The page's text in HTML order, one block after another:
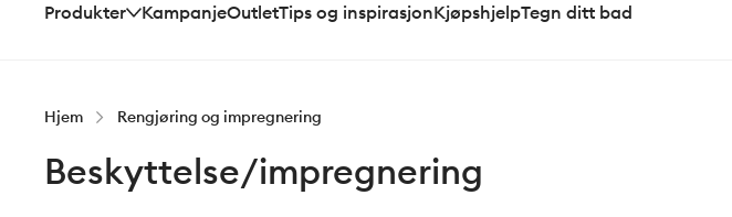
Produkter KampanjeOutletTips og inspirasjonKjøpshjelpTegn ditt bad
Hjem Rengjøring og impregnering
Beskyttelse/impregnering